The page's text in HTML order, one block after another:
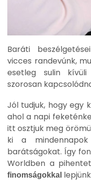
Baráti
vicces randevúnk,
esetleg sulin kívüli
szorosan
Jól tudjuk, hogy egy
ahol a napi
itt osztjuk meg
ki a
barátságokat. Így
Worldben a
finomságokkal